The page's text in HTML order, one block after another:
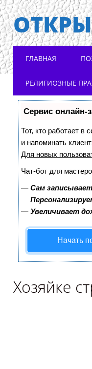
Main
ГЛАВНАЯ
РЕЛИГИОЗНЫЕ
Сервис онлайн-
Тот, кто работает в
и напоминать
Для новых
Чат-бот для
—Сам
—
—Увеличивает
Начать
Хозяйке